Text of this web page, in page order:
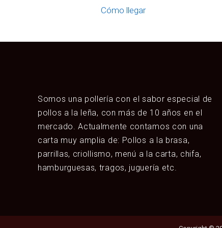
Cómo llegar
Somos una pollería con el sabor especial de
pollos a la leña, con más de 10 años en el
mercado. Actualmente contamos con una
carta muy amplia de: Pollos a la brasa,
parrillas, criollismo, menú a la carta, chifa,
hamburguesas, tragos, juguería etc.